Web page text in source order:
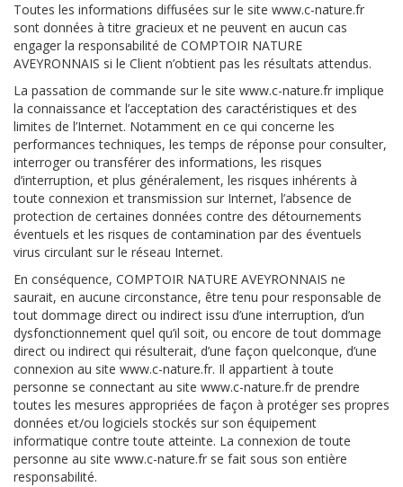
Toutes les informations diffusées sur le site www.c-nature.fr
sont données à titre gracieux et ne peuvent en aucun cas
engager la responsabilité de COMPTOIR NATURE
AVEYRONNAIS si le Client n’obtient pas les résultats attendus.
La passation de commande sur le site www.c-nature.fr implique
la connaissance et l’acceptation des caractéristiques et des
limites de l’Internet. Notamment en ce qui concerne les
performances techniques, les temps de réponse pour consulter,
interroger ou transférer des informations, les risques
d’interruption, et plus généralement, les risques inhérents à
toute connexion et transmission sur Internet, l’absence de
protection de certaines données contre des détournements
éventuels et les risques de contamination par des éventuels
virus circulant sur le réseau Internet.
En conséquence, COMPTOIR NATURE AVEYRONNAIS ne
saurait, en aucune circonstance, être tenu pour responsable de
tout dommage direct ou indirect issu d’une interruption, d’un
dysfonctionnement quel qu’il soit, ou encore de tout dommage
direct ou indirect qui résulterait, d’une façon quelconque, d’une
connexion au site www.c-nature.fr. Il appartient à toute
personne se connectant au site www.c-nature.fr de prendre
toutes les mesures appropriées de façon à protéger ses propres
données et/ou logiciels stockés sur son équipement
informatique contre toute atteinte. La connexion de toute
personne au site www.c-nature.fr se fait sous son entière
responsabilité.